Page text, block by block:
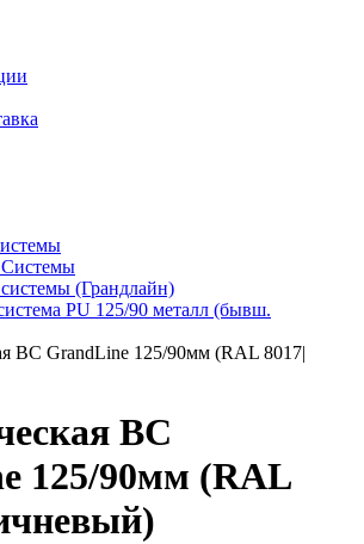
(Грандлайн)
PU 125/90 металл (бывш.
ВС GrandLine 125/90мм (RAL 8017|
ВС
125/90мм (RAL